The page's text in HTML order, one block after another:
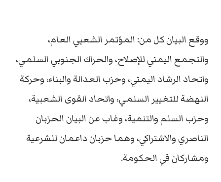
ووقع البيان كل من: المؤتمر الشعبي العام،
والتجمع اليمني للإصلاح، والحراك الجنوبي السلمي،
واتحاد الرشاد اليمني، وحزب العدالة والبناء، وحركة
النهضة للتغيير السلمي، واتحاد القوى الشعبية،
وحزب السلم والتنمية، وغاب عن البيان الحزبان
الناصري والاشتراكي، وهما حزبان داعمان للشرعية
ومشاركان في الحكومة.